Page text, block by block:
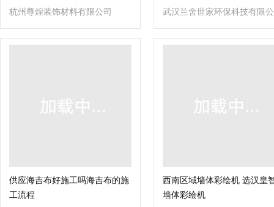
杭州尊煌装饰材料有限公司
武汉兰舍世家环保科技有限公
司
供应海吉布好施工吗海吉布的施
工流程
西南区域墙体彩绘机 选汉皇
墙体彩绘机